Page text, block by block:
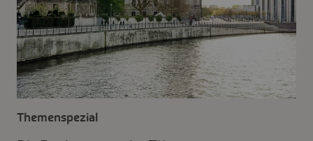
Themenspezial